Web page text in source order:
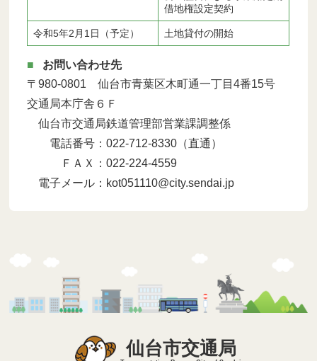
借地権設定契約
令和5年2月1日（予定） 土地貸付の開始
お問い合わせ先
〒980-0801 仙台市青葉区木町通一丁目4番15号
交通局本庁舎６Ｆ
仙台市交通局鉄道管理部営業課調整係
電話番号：022-712-8330（直通）
ＦＡＸ：022-224-4559
電子メール：kot051110@city.sendai.jp
仙台市交通局